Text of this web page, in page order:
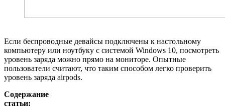
Если беспроводные девайсы подключены к настольному
компьютеру или ноутбуку с системой Windows 10, посмотреть
уровень заряда можно прямо на мониторе. Опытные
пользователи считают, что таким способом легко проверить
уровень заряда airpods.
Содержание
статьи: